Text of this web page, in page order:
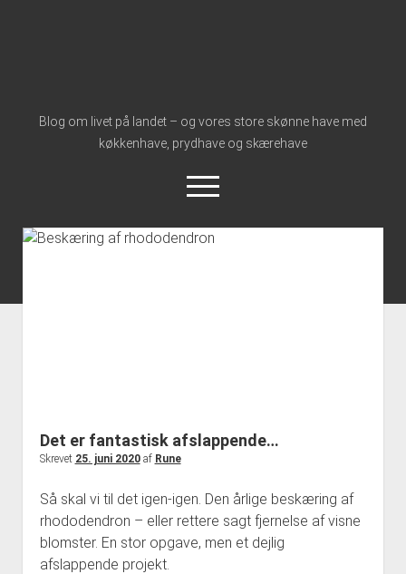
Blog om livet på landet – og vores store skønne have med
køkkenhave, prydhave og skærehave
åbn
meny
instagram
Det er fantastisk afslappende…
Skrevet 25. juni 2020af Rune
Så skal vi til det igen-igen. Den årlige beskæring af
rhododendron – eller rettere sagt fjernelse af visne
blomster. En stor opgave, men et dejlig
afslappende projekt.